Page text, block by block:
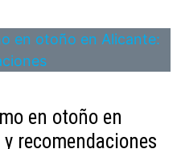
en otoño en
recomendaciones